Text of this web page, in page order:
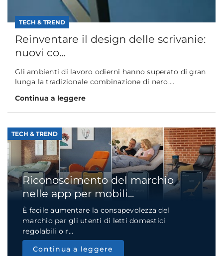
TECH & TREND
Reinventare il design delle scrivanie:
nuovi co...
Gli ambienti di lavoro odierni hanno superato di gran
lunga la tradizionale combinazione di nero,...
Continua a leggere
TECH & TREND
Riconoscimento del marchio
nelle app per mobili...
È facile aumentare la consapevolezza del
marchio per gli utenti di letti domestici
regolabili o r...
Continua a leggere